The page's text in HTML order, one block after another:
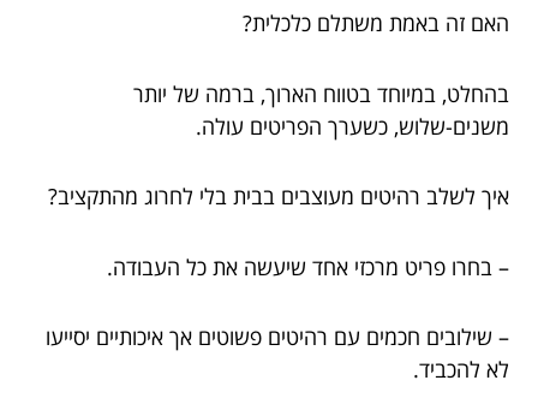
האם זה באמת משתלם כלכלית?
בהחלט, במיוחד בטווח הארוך, ברמה של יותר
משנים-שלוש, כשערך הפריטים עולה.
איך לשלב רהיטים מעוצבים בבית בלי לחרוג מהתקציב?
– בחרו פריט מרכזי אחד שיעשה את כל העבודה.
– שילובים חכמים עם רהיטים פשוטים אך איכותיים יסייעו
לא להכביד.